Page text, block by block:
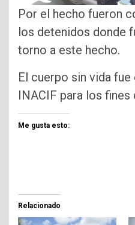
Por el hecho fueron
los detenidos donde
torno a este hecho.
El cuerpo sin vida
INACIF para los
Me gusta esto:
Relacionado